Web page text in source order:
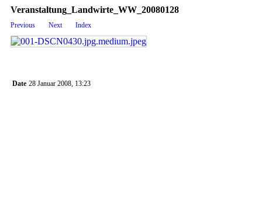
Veranstaltung_Landwirte_WW_20080128
Previous Next Index
Date 28 Januar 2008, 13:23